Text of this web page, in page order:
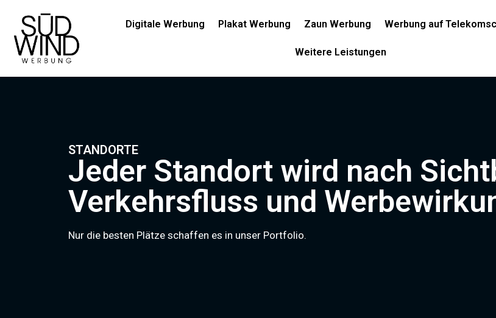
Digitale Werbung Plakat Werbung Zaun Werbung Werbung auf
Weitere Leistungen
STANDORTE
Jeder Standort wird nach
Verkehrsfluss und
Nur die besten Plätze schaffen es in unser Portfolio.